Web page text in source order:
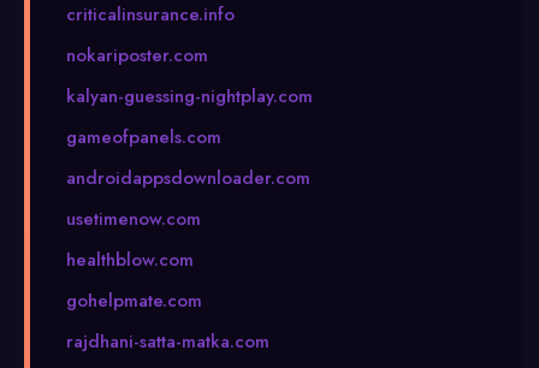
criticalinsurance.info
nokariposter.com
kalyan-guessing-nightplay.com
gameofpanels.com
androidappsdownloader.com
usetimenow.com
healthblow.com
gohelpmate.com
rajdhani-satta-matka.com